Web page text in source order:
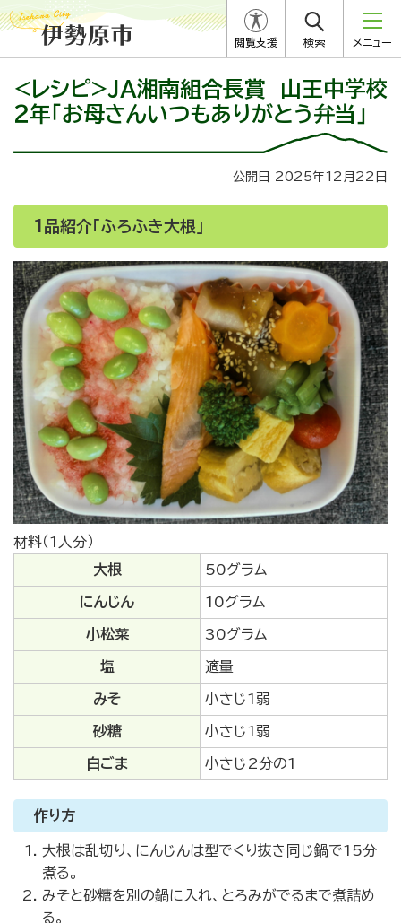
閲覧支援 検索 メニュー
<レシピ>JA湘南組合長賞 山王中学校
２年「お母さんいつもありがとう弁当」
公開日 2025年12月22日
1品紹介「ふろふき大根」
材料（1人分）
大根
50グラム
にんじん 10グラム
小松菜 30グラム
塩 適量
みそ 小さじ1弱
砂糖 小さじ1弱
白ごま 小さじ2分の1
作り方
大根は乱切り、にんじんは型でくり抜き同じ鍋で15分
煮る。
みそと砂糖を別の鍋に入れ、とろみがでるまで煮詰め
る。